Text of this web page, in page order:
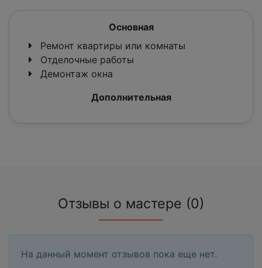
Основная
Ремонт квартиры или комнаты
Отделочные работы
Демонтаж окна
Дополнительная
Отзывы о мастере (0)
На данный момент отзывов пока еще нет.